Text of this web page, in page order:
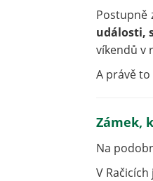
Postupně
události,
víkendů v
A právě
Zámek,
Na
V